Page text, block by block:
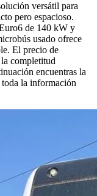
versátil para
pero espacioso.
de 140 kW y
usado ofrece
El precio de
completitud
encuentras la
la información